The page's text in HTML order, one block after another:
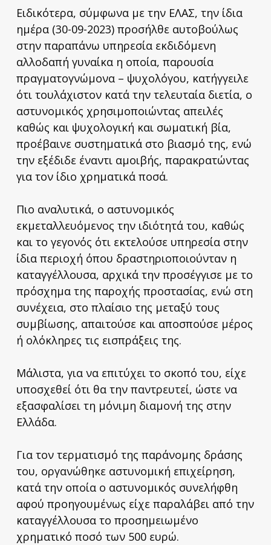
Ειδικότερα, σύμφωνα με την ΕΛΑΣ, την ίδια
ημέρα (30-09-2023) προσήλθε αυτοβούλως
στην παραπάνω υπηρεσία εκδιδόμενη
αλλοδαπή γυναίκα η οποία, παρουσία
πραγματογνώμονα – ψυχολόγου, κατήγγειλε
ότι τουλάχιστον κατά την τελευταία διετία, ο
αστυνομικός χρησιμοποιώντας απειλές
καθώς και ψυχολογική και σωματική βία,
προέβαινε συστηματικά στο βιασμό της, ενώ
την εξέδιδε έναντι αμοιβής, παρακρατώντας
για τον ίδιο χρηματικά ποσά.
Πιο αναλυτικά, ο αστυνομικός
εκμεταλλευόμενος την ιδιότητά του, καθώς
και το γεγονός ότι εκτελούσε υπηρεσία στην
ίδια περιοχή όπου δραστηριοποιούνταν η
καταγγέλλουσα, αρχικά την προσέγγισε με το
πρόσχημα της παροχής προστασίας, ενώ στη
συνέχεια, στο πλαίσιο της μεταξύ τους
συμβίωσης, απαιτούσε και αποσπούσε μέρος
ή ολόκληρες τις εισπράξεις της.
Μάλιστα, για να επιτύχει το σκοπό του, είχε
υποσχεθεί ότι θα την παντρευτεί, ώστε να
εξασφαλίσει τη μόνιμη διαμονή της στην
Ελλάδα.
Για τον τερματισμό της παράνομης δράσης
του, οργανώθηκε αστυνομική επιχείρηση,
κατά την οποία ο αστυνομικός συνελήφθη
αφού προηγουμένως είχε παραλάβει από την
καταγγέλλουσα το προσημειωμένο
χρηματικό ποσό των 500 ευρώ.